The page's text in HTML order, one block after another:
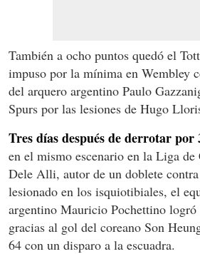
También a ocho puntos quedó el
impuso por la mínima en Wembley
del arquero argentino Paulo
Spurs por las lesiones de Hugo
Tres días después de derrotar
en el mismo escenario en la Liga de
Dele Alli, autor de un doblete
lesionado en los isquiotibiales, el
argentino Mauricio Pochettino logró
gracias al gol del coreano Son
64 con un disparo a la escuadra.